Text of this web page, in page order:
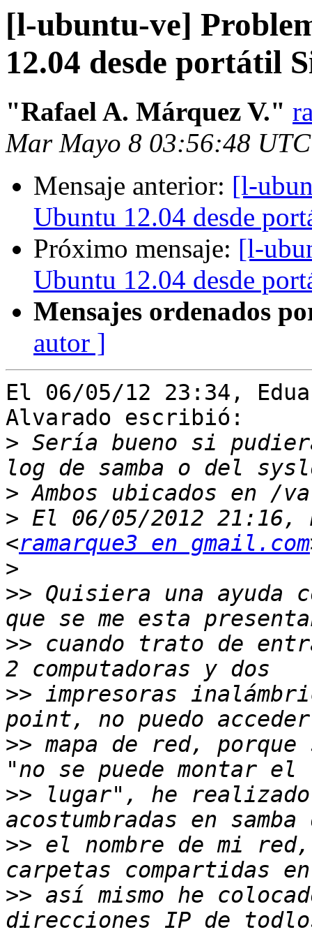
[l-ubuntu-ve]
12.04 desde portátil
"Rafael A. Márquez V."
Mar Mayo 8 03:56:48
Mensaje anterior: [l-
Ubuntu 12.04 desde
Próximo mensaje: [l-
Ubuntu 12.04 desde
Mensajes ordenados
autor ]
El 06/05/12 23:34,
Alvarado escribió:
> Sería bueno si
>
> El 06/05/2012 21:16,
<ramarque3 en gmail.com
>
>> Quisiera una ayuda
>> cuando trato de
>> impresoras
>> mapa de red, porque
>> lugar", he
>> el nombre de mi
>> así mismo he